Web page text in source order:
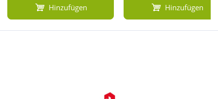
Hinzufügen Hinzufügen